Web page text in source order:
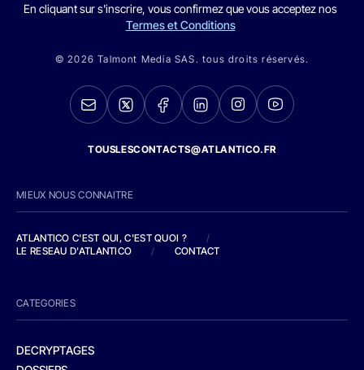
En cliquant sur s'inscrire, vous confirmez que vous acceptez nos
Termes et Conditions
© 2026 Talmont Media SAS. tous droits réservés.
TOUSLESCONTACTS@ATLANTICO.FR
MIEUX NOUS CONNAITRE
ATLANTICO C'EST QUI, C'EST QUOI ?
/
LE RESEAU D'ATLANTICO
/ CONTACT
CATEGORIES
DECRYPTAGES